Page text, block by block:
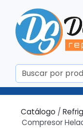
Catálogo /
Compresor